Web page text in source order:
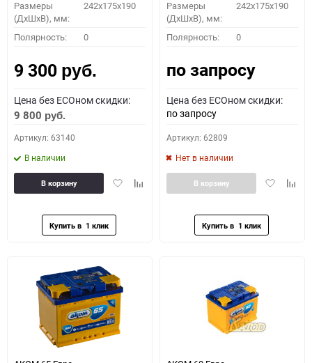
Размеры
(ДхШхВ), мм:
242x175x190
Полярность: 0
9 300 руб.
Цена без ECOном скидки:
9 800 руб.
Артикул: 63140
В наличии
ДобавитьДобавить
В корзину
Размеры
(ДхШхВ), мм:
242x175x190
Полярность: 0
по запросу
Цена без ECOном скидки:
по запросу
Артикул: 62809
Нет в наличии
Добавить
В корзину